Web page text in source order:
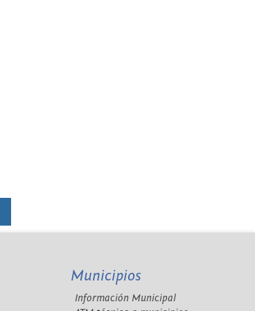
Municipios
Información Municipal